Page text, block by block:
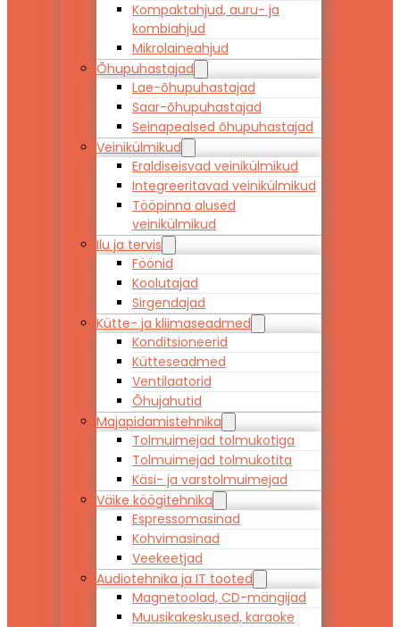
Kompaktahjud, auru- ja
kombiahjud
Mikrolaineahjud
Õhupuhastajad
Lae-õhupuhastajad
Saar-õhupuhastajad
Seinapealsed õhupuhastajad
Veinikülmikud
Eraldiseisvad veinikülmikud
Integreeritavad veinikülmikud
Tööpinna alused
veinikülmikud
Ilu ja tervis
Föönid
Koolutajad
Sirgendajad
Kütte- ja kliimaseadmed
Konditsioneerid
Kütteseadmed
Ventilaatorid
Õhujahutid
Majapidamistehnika
Tolmuimejad tolmukotiga
Tolmuimejad tolmukotita
Käsi- ja varstolmuimejad
Väike köögitehnika
Espressomasinad
Kohvimasinad
Veekeetjad
Audiotehnika ja IT tooted
Magnetoolad, CD-mängijad
Muusikakeskused, karaoke